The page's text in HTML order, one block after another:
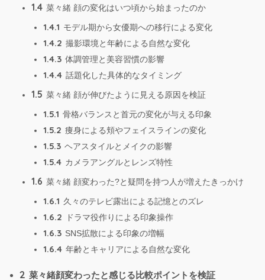
1.4 菜々緒 顔の変化はいつ頃から始まったのか
1.4.1 モデル期から女優期への移行による変化
1.4.2 撮影環境と年齢による自然な変化
1.4.3 体調管理と美容習慣の影響
1.4.4 話題化した具体的なタイミング
1.5 菜々緒 顔が伸びたように見える原因を検証
1.5.1 骨格バランスと首元の変化が与える印象
1.5.2 痩身による頬やフェイスラインの変化
1.5.3 ヘアスタイルとメイクの影響
1.5.4 カメラアングルとレンズ特性
1.6 菜々緒 顔変わった?と疑問を持つ人が増えたきっかけ
1.6.1 久々のテレビ露出による記憶とのズレ
1.6.2 ドラマ役作りによる印象操作
1.6.3 SNS拡散による印象の増幅
1.6.4 年齢とキャリアによる自然な変化
2 菜々緒顔変わったと感じる比較ポイントを検証